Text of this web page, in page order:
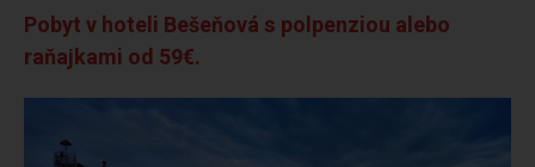
Pobyt v hoteli Bešeňová s polpenziou alebo
raňajkami od 59€.